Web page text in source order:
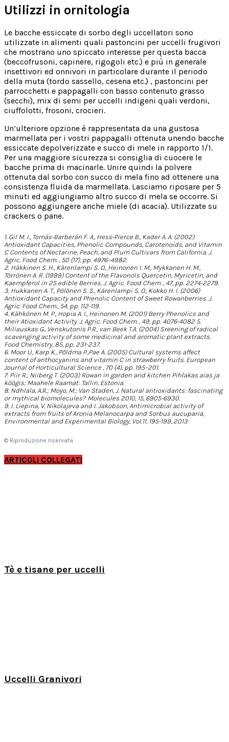
Utilizzi in ornitologia
Le bacche essiccate di sorbo degli uccellatori sono
utilizzate in alimenti quali pastoncini per uccelli frugivori
che mostrano uno spiccato interesse per questa bacca
(beccofrusoni, capinere, rigogoli etc.) e più in generale
insettivori ed onnivori in particolare durante il periodo
della muta (tordo sassello, cesena etc.) , pastoncini per
parrocchetti e pappagalli con basso contenuto grasso
(secchi), mix di semi per uccelli indigeni quali verdoni,
ciuffolotti, frosoni, crocieri.
Un’ulteriore opzione è rappresentata da una gustosa
marmellata per i vostri pappagalli ottenuta unendo bacche
essiccate depolverizzate e succo di mele in rapporto 1/1.
Per una maggiore sicurezza si consiglia di cuocere le
bacche prima di macinarle. Unire quindi la polvere
ottenuta dal sorbo con succo di mela fino ad ottenere una
consistenza fluida da marmellata. Lasciamo riposare per 5
minuti ed aggiungiamo altro succo di mela se occorre. Si
possono aggiungere anche miele (di acacia). Utilizzate su
crackers o pane.
1. Gil M. I., Tomás-Barberán F. A., Hess-Pierce B., Kader A. A. (2002)
Antioxidant Capacities, Phenolic Compounds, Carotenoids, and Vitamin
C Contents of Nectarine, Peach, and Plum Cultivars from California. J.
Agric. Food Chem. , 50 (17), pp. 4976–4982.
2. Häkkinen S. H., Kärenlampi S. O., Heinonen I. M., Mykkanen H. M.,
Törrönen A. R. (1999) Content of the Flavonols Quercetin, Myricetin, and
Kaempferol in 25 edible Berries. J. Agric. Food Chem ., 47, pp. 2274-2279.
3. Hukkanen A. T., Pölönen S. S., Kärenlampi S. O., Kokko H. I. (2006)
Antioxidant Capacity and Phenolic Content of Sweet Rowanberries. J.
Agric. Food Chem., 54, pp. 112-119.
4. Kähkönen M. P., Hopia A. I., Heinonen M. (2001) Berry Phenolics and
their Atioxidant Activity. J. Agric. Food Chem. , 49, pp. 4076-4082 5.
Miliauskas G., Venskutonis P.R., van Beek T.A. (2004) Sreening of radical
scavenging activity of some medicinal and aromatic plant extracts.
Food Chemistry, 85, pp. 231-237.
6. Moor U., Karp K., Põldma P.,Pae A. (2005) Cultural systems affect
content of anthocyanins and vitamin C in strawberry fruits. European
Journal of Horticultural Science , 70 (4), pp. 195–201.
7. Piir R.; Niiberg T. (2003) Rowan in garden and kitchen Pihlakas aias ja
köögis; Maahele Raamat: Tallin, Estonia.
8. Ndhlala, A.R.; Moyo, M.; Van Staden, J. Natural antioxidants: fascinating
or mythical biomolecules? Molecules 2010, 15, 6905-6930.
9. I. Liepina, V. Nikolajeva and I. Jakobson, Antimicrobial activity of
extracts from fruits of Aronia Melanocarpa and Sorbus aucuparia,
Environmental and Experimental Biology, Vol.11, 195-199, 2013
© Riproduzione riservata
ARTICOLI COLLEGATI
Tè e tisane per uccelli
Uccelli Granivori